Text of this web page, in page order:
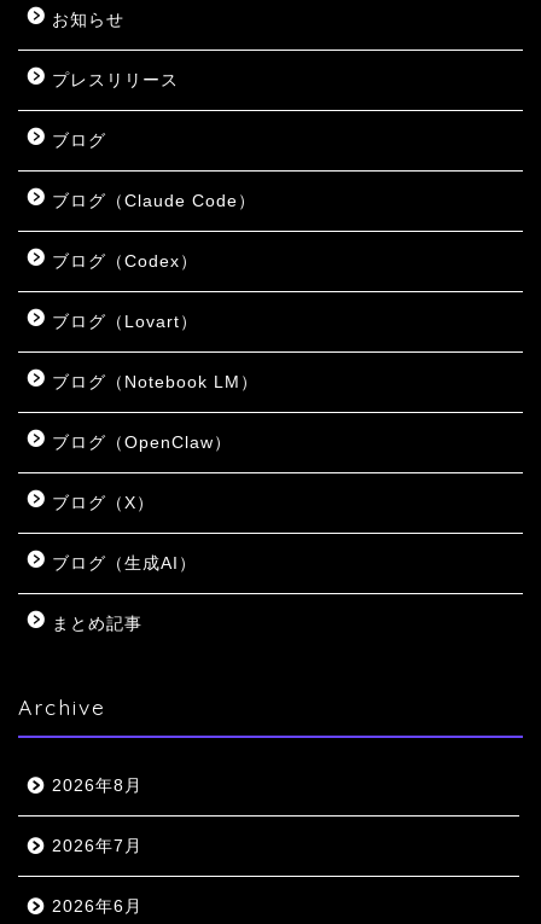
お知らせ
プレスリリース
ブログ
ブログ（Claude Code）
ブログ（Codex）
ブログ（Lovart）
ブログ（Notebook LM）
ブログ（OpenClaw）
ブログ（X）
ブログ（生成AI）
まとめ記事
Archive
2026年8月
2026年7月
2026年6月